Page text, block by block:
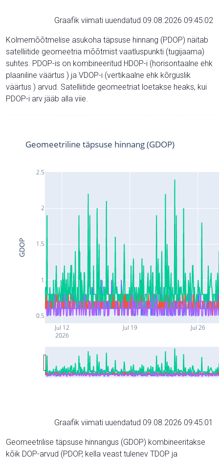
Graafik viimati uuendatud 09.08.2026 09:45:02
Kolmemõõtmelise asukoha täpsuse hinnang (PDOP) näitab
satelliitide geomeetria mõõtmist vaatluspunkti (tugijaama)
suhtes. PDOP-is on kombineeritud HDOP-i (horisontaalne ehk
plaaniline väärtus ) ja VDOP-i (vertikaalne ehk kõrguslik
väärtus ) arvud. Satelliitide geomeetriat loetakse heaks, kui
PDOP-i arv jääb alla viie.
Jul 12
2026
Jul 19 Jul 26
0.5
1
1.5
2
2.5
Geomeetriline täpsuse hinnang (GDOP)
GDOP
Graafik viimati uuendatud 09.08.2026 09:45:01
Geomeetrilise täpsuse hinnangus (GDOP) kombineeritakse
kõik DOP-arvud (PDOP, kella veast tulenev TDOP ja